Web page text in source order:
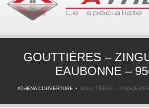
GOUTTIÈRES –
EAUBONNE –
ATHENA COUVERTURE GOUTTIÈRES –